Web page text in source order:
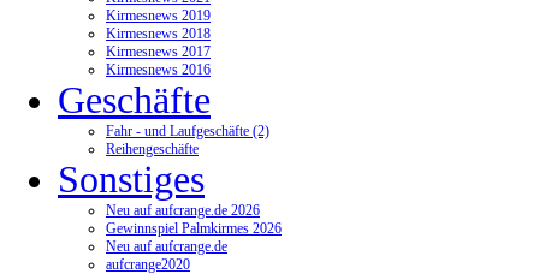
Kirmesnews 2019
Kirmesnews 2018
Kirmesnews 2017
Kirmesnews 2016
Geschäfte
Fahr - und Laufgeschäfte (2)
Reihengeschäfte
Sonstiges
Neu auf aufcrange.de 2026
Gewinnspiel Palmkirmes 2026
Neu auf aufcrange.de
aufcrange2020